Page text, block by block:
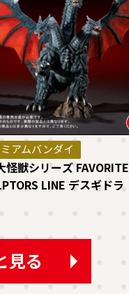
アムバンダイ
怪獣シリーズ FAVORITE
LINE デスギドラ
見る